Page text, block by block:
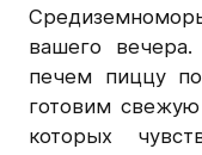
вашего
печем пиццу
готовим
которых